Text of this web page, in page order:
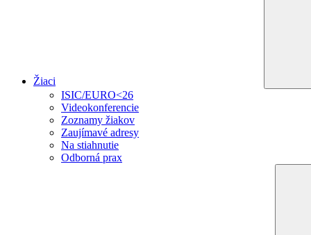
Žiaci
ISIC/EURO<26
Videokonferencie
Zoznamy žiakov
Zaujímavé adresy
Na stiahnutie
Odborná prax